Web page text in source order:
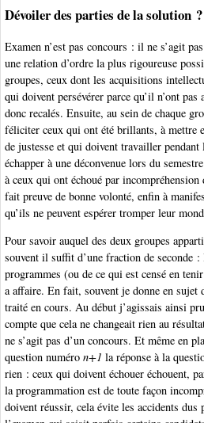
Dévoiler des parties de la solution ?
Examen n’est pas concours : il ne s’agit
une relation d’ordre la plus rigoureuse
groupes, ceux dont les acquisitions
qui doivent persévérer parce qu’il n’ont
donc recalés. Ensuite, au sein de chaque
féliciter ceux qui ont été brillants, à mettre
de justesse et qui doivent travailler pendant
échapper à une déconvenue lors du
à ceux qui ont échoué par
fait preuve de bonne volonté, enfin à
qu’ils ne peuvent espérer tromper leur
Pour savoir auquel des deux groupes
souvent il suffit d’une fraction de seconde :
programmes (ou de ce qui est censé en
a affaire. En fait, souvent je donne en sujet
traité en cours. Au début j’agissais ainsi
compte que cela ne changeait rien au
ne s’agit pas d’un concours. Et même en
question numéro n+1 la réponse à la
rien : ceux qui doivent échouer échouent,
la programmation est de toute façon
doivent réussir, cela évite les accidents dus